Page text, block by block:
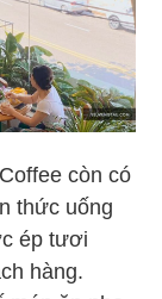
còn có
thức uống
ép tươi
hàng.